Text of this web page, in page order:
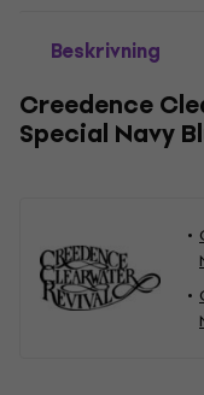
Beskrivning
Creedence
Special Navy